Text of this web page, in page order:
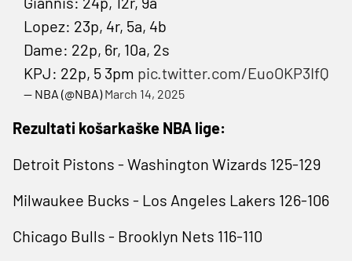
Lopez: 23p, 4r, 5a, 4b
Dame: 22p, 6r, 10a, 2s
KPJ: 22p, 5 3pm pic.twitter.com/EuoOKP3IfQ
— NBA (@NBA)March 14, 2025
Rezultati košarkaške NBA lige:
Detroit Pistons - Washington Wizards 125-129
Milwaukee Bucks - Los Angeles Lakers 126-106
Chicago Bulls - Brooklyn Nets 116-110